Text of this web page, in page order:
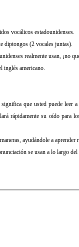
vocálicos estadounidenses.
diptongos (2 vocales juntas).
realmente usan, ¡no
inglés americano.
que usted puede leer
rápidamente su oído para
ayudándole a aprender
se usan a lo largo del